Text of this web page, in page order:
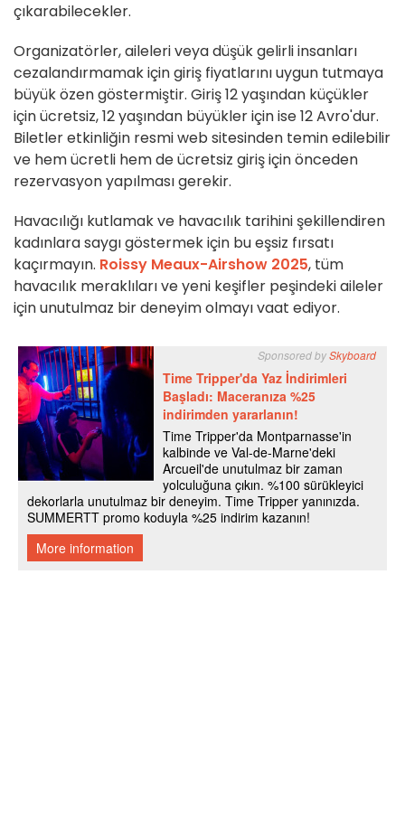
çıkarabilecekler.
Organizatörler, aileleri veya düşük gelirli insanları
cezalandırmamak için giriş fiyatlarını uygun tutmaya
büyük özen göstermiştir. Giriş 12 yaşından küçükler
için ücretsiz, 12 yaşından büyükler için ise 12 Avro'dur.
Biletler etkinliğin resmi web sitesinden temin edilebilir
ve hem ücretli hem de ücretsiz giriş için önceden
rezervasyon yapılması gerekir.
Havacılığı kutlamak ve havacılık tarihini şekillendiren
kadınlara saygı göstermek için bu eşsiz fırsatı
kaçırmayın. Roissy Meaux-Airshow 2025, tüm
havacılık meraklıları ve yeni keşifler peşindeki aileler
için unutulmaz bir deneyim olmayı vaat ediyor.